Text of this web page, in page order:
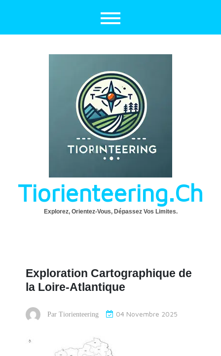
Tiorienteering.ch
Explorez, Orientez-Vous, Dépassez Vos Limites.
Exploration Cartographique de
la Loire-Atlantique
Par Tiorienteering 04 Novembre 2025